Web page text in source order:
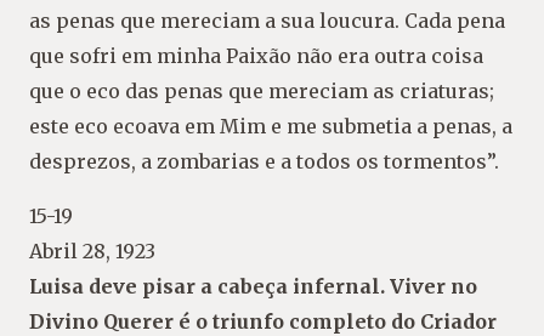
as penas que mereciam a sua loucura. Cada pena
que sofri em minha Paixão não era outra coisa
que o eco das penas que mereciam as criaturas;
este eco ecoava em Mim e me submetia a penas, a
desprezos, a zombarias e a todos os tormentos”.
15-19
Abril 28, 1923
Luisa deve pisar a cabeça infernal. Viver no
Divino Querer é o triunfo completo do Criador